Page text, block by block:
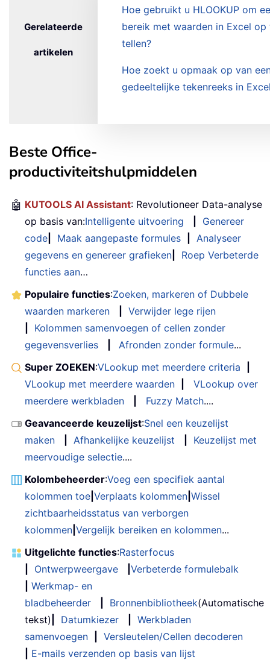
Gerelateerde
artikelen
Hoe gebruikt u HLOOKUP om
bereik met waarden in Excel op
tellen?
Hoe zoekt u opmaak op van
gedeeltelijke tekenreeks in
Beste Office-
productiviteitshulpmiddelen
🤖 KUTOOLS AI Assistant: Revolutioneer Data-analyse
op basis van:Intelligente uitvoering
Genereer
code
Maak aangepaste formules
Analyseer
gegevens en genereer grafieken
Roep Verbeterde
functies aan…
Populaire functies:Zoeken, markeren of Dubbele
waarden markeren
Verwijder lege rijen
Kolommen samenvoegen of cellen zonder
gegevensverlies
Afronden zonder formule...
Super ZOEKEN:VLookup met meerdere criteria
VLookup met meerdere waarden
VLookup over
meerdere werkbladen
Fuzzy Match....
Geavanceerde keuzelijst:Snel een keuzelijst
maken
Afhankelijke keuzelijst
Keuzelijst met
meervoudige selectie....
Kolombeheerder:Voeg een specifiek aantal
kolommen toe Verplaats kolommen Wissel
zichtbaarheidsstatus van verborgen
kolommen Vergelijk bereiken en kolommen...
Uitgelichte functies:Rasterfocus
Ontwerpweergave
Verbeterde formulebalk
Werkmap- en
bladbeheerder
Bronnenbibliotheek(Automatische
tekst)
Datumkiezer
Werkbladen
samenvoegen
Versleutelen/Cellen decoderen
E-mails verzenden op basis van lijst